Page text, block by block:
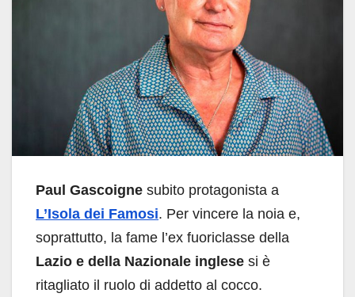
Paul Gascoigne subito protagonista a
L’Isola dei Famosi. Per vincere la noia e,
soprattutto, la fame l’ex fuoriclasse della
Lazio e della Nazionale inglese si è
ritagliato il ruolo di addetto al cocco.